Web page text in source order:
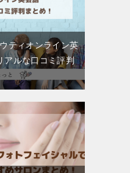
ティオンライン英
アルな口コミ評判